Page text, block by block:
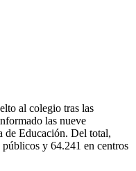
al colegio tras las
las nueve
de Educación. Del total,
públicos y 64.241 en centros